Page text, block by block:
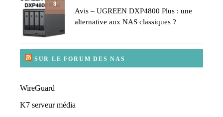
8
Avis – UGREEN DXP4800 Plus : une
alternative aux NAS classiques ?
SUR LE FORUM DES NAS
WireGuard
K7 serveur média